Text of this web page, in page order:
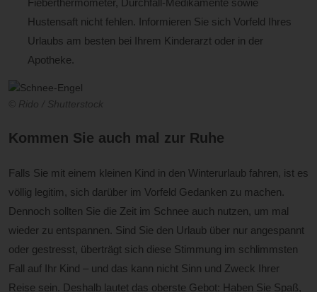
Fieberthermometer, Durchfall-Medikamente sowie
Hustensaft nicht fehlen. Informieren Sie sich Vorfeld Ihres
Urlaubs am besten bei Ihrem Kinderarzt oder in der
Apotheke.
© Rido / Shutterstock
Kommen Sie auch mal zur Ruhe
Falls Sie mit einem kleinen Kind in den Winterurlaub fahren, ist es
völlig legitim, sich darüber im Vorfeld Gedanken zu machen.
Dennoch sollten Sie die Zeit im Schnee auch nutzen, um mal
wieder zu entspannen. Sind Sie den Urlaub über nur angespannt
oder gestresst, überträgt sich diese Stimmung im schlimmsten
Fall auf Ihr Kind – und das kann nicht Sinn und Zweck Ihrer
Reise sein. Deshalb lautet das oberste Gebot: Haben Sie Spaß,